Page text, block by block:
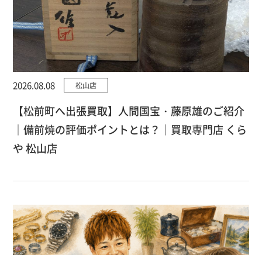
2026.08.08 松山店
【松前町へ出張買取】人間国宝・藤原雄のご紹介
｜備前焼の評価ポイントとは？｜買取専門店 くら
や 松山店